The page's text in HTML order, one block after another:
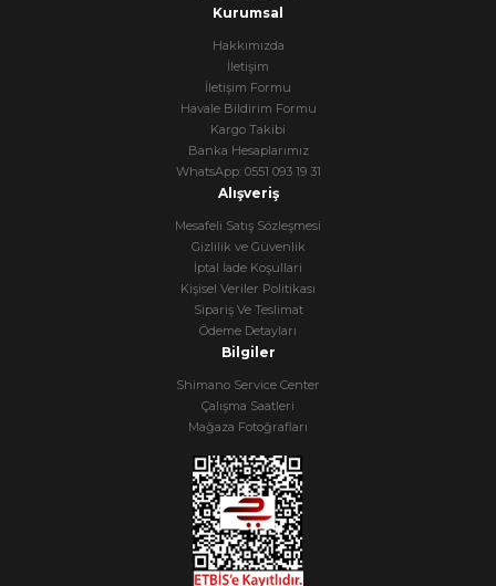
Kurumsal
Hakkımızda
İletişim
İletişim Formu
Havale Bildirim Formu
Kargo Takibi
Banka Hesaplarımız
WhatsApp: 0551 093 19 31
Alışveriş
Mesafeli Satış Sözleşmesi
Gizlilik ve Güvenlik
İptal İade Koşullari
Kişisel Veriler Politikası
Sipariş Ve Teslimat
Ödeme Detayları
Bilgiler
Shimano Service Center
Çalışma Saatleri
Mağaza Fotoğrafları